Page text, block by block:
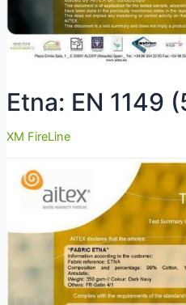
Etna: EN 1149
XM FireLine